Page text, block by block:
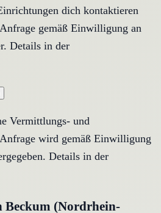
dich kontaktieren
gemäß Einwilligung an
Details in der
Vermittlungs- und
wird gemäß Einwilligung
Details in der
Beckum (Nordrhein-